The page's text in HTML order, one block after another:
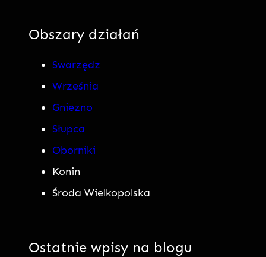
Obszary działań
Swarzędz
Września
Gniezno
Słupca
Oborniki
Konin
Środa Wielkopolska
Ostatnie wpisy na blogu